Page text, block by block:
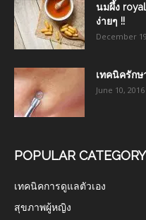
นมผึ้ง
ง่ายๆ !!
December
เทคนิครักษ
June 10, 2016
POPULAR CATEGORY
เทคนิคการดูแลตัวเอง
สุขภาพผู้หญิง